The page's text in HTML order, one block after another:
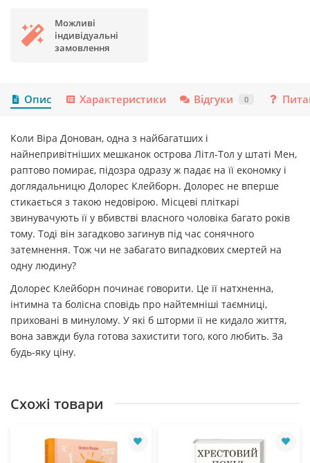
Можливі
індивідуальні
замовлення
Опис Характеристики Відгуки 0
Коли Віра Донован, одна з найбагатших і
найнепривітніших мешканок острова Літл-Тол у штаті Мен,
раптово помирає, підозра одразу ж падає на її економку і
доглядальницю Долорес Клейборн. Долорес не вперше
стикається з такою недовірою. Місцеві пліткарі
звинувачують її у вбивстві власного чоловіка багато років
тому. Тоді він загадково загинув під час сонячного
затемнення. Тож чи не забагато випадкових смертей на
одну людину?
Долорес Клейборн починає говорити. Це її натхненна,
інтимна та болісна сповідь про найтемніші таємниці,
приховані в минулому. У які б шторми її не кидало життя,
вона завжди була готова захистити того, кого любить. За
будь-яку ціну.
Схожі товари